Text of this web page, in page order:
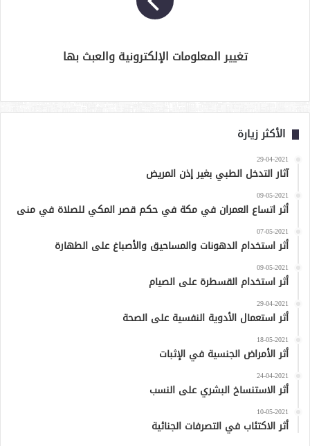
تغيير المعلومات الإلكترونية والعبث بها
الأكثر زيارة
29-04-2021
آثار التدخل الطبي بغير إذن المريض
09-05-2021
أثر اتساع العمران في مكة في حكم قصر المكي للصلاة في منى
07-05-2021
أثر استخدام الدهونات والمساحيق والأصباغ على الطهارة
09-05-2021
أثر استخدام القسطرة على الصيام
29-04-2021
أثر استعمال الأدوية النفسية على الصحة
18-05-2021
أثر الأمراض الجنسية في الإثبات
24-04-2021
أثر الاستنساخ البشري على النسب
10-05-2021
أثر الاكتئاب في التصرفات الجنائية